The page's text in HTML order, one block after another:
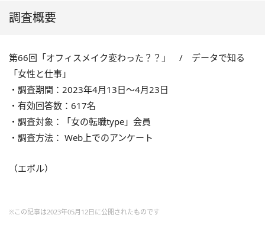
調査概要
第66回「オフィスメイク変わった？？」 / データで知る
「女性と仕事」
・調査期間：2023年4月13日～4月23日
・有効回答数：617名
・調査対象：「女の転職type」会員
・調査方法： Web上でのアンケート
（エボル）
※この記事は2023年05月12日に公開されたものです